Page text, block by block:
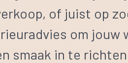
of juist op
om jouw
smaak in te